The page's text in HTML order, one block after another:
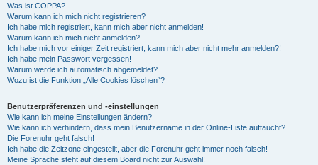
Was ist COPPA?
Warum kann ich mich nicht registrieren?
Ich habe mich registriert, kann mich aber nicht anmelden!
Warum kann ich mich nicht anmelden?
Ich habe mich vor einiger Zeit registriert, kann mich aber nicht mehr anmelden?!
Ich habe mein Passwort vergessen!
Warum werde ich automatisch abgemeldet?
Wozu ist die Funktion „Alle Cookies löschen“?
Benutzerpräferenzen und -einstellungen
Wie kann ich meine Einstellungen ändern?
Wie kann ich verhindern, dass mein Benutzername in der Online-Liste auftaucht?
Die Forenuhr geht falsch!
Ich habe die Zeitzone eingestellt, aber die Forenuhr geht immer noch falsch!
Meine Sprache steht auf diesem Board nicht zur Auswahl!